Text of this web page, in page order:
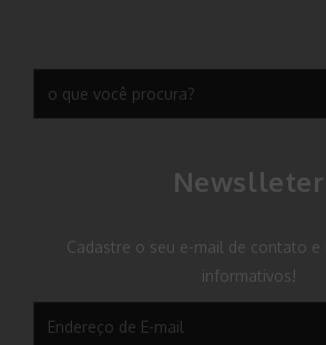
Newslleter
Cadastre o seu e-mail de contato e
informativos!